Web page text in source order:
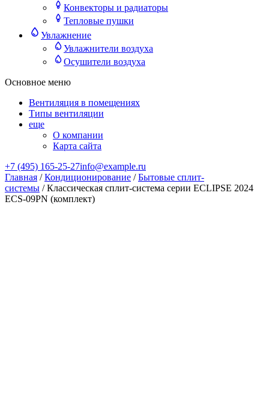
Конвекторы и радиаторы
Тепловые пушки
Увлажнение
Увлажнители воздуха
Осушители воздуха
Основное меню
Вентиляция в помещениях
Типы вентиляции
еще
О компании
Карта сайта
+7 (495) 165-25-27info@example.ru
Главная /Кондиционирование /Бытовые сплит-
системы / Классическая сплит-система серии ECLIPSE 2024
ECS-09PN (комплект)